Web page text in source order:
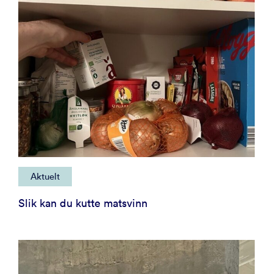
Aktuelt
Slik kan du kutte matsvinn